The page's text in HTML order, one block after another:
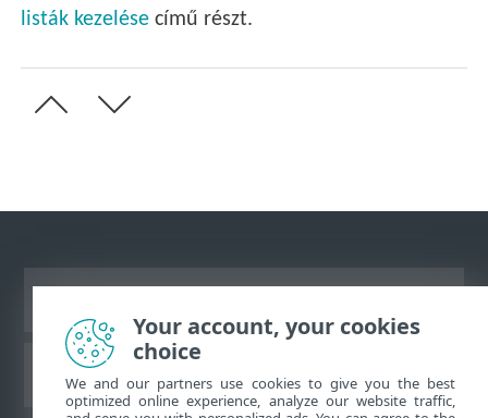
listák kezelése című részt.
ESET Tudásbázis
Your account, your cookies
choice
We and our partners use cookies to give you the best
optimized online experience, analyze our website traffic,